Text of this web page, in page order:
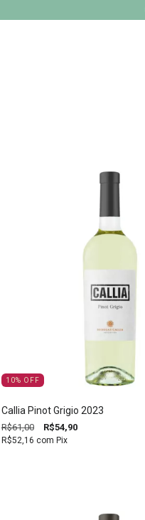
10% OFF
Callia Pinot Grigio 2023
R$61,00 R$54,90
R$52,16 com Pix